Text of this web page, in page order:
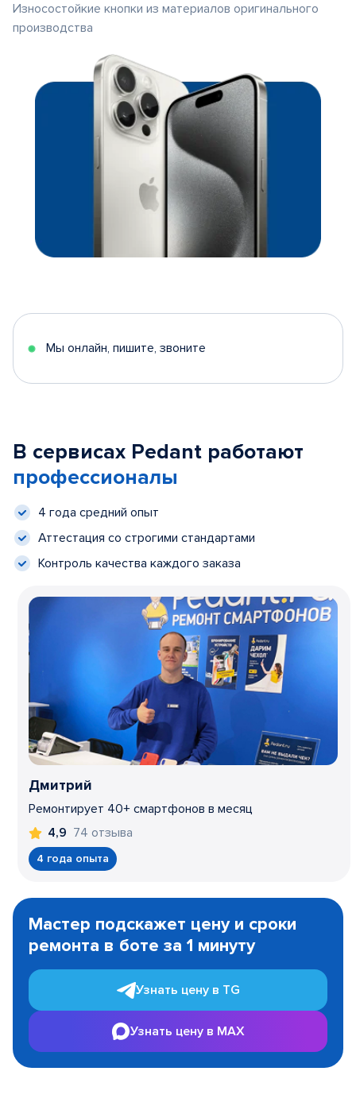
Износостойкие кнопки из материалов оригинального
производства
Мы онлайн, пишите, звоните
В сервисах Pedant работают
профессионалы
4 года средний опыт
Аттестация со строгими стандартами
Контроль качества каждого заказа
Дмитрий
Ремонтирует 40+ смартфонов в месяц
4,9 74 отзыва
4 года опыта
1
Мастер подскажет цену и сроки
ремонта в боте за 1 минуту
Узнать цену в TG
Узнать цену в MAX